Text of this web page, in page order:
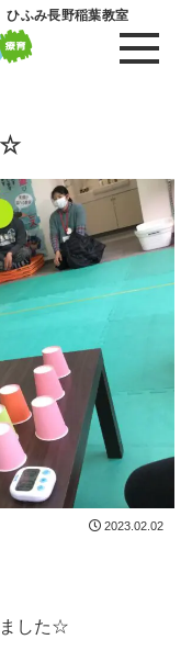
ふみ長野稲葉教室
☆
2023.02.02
ました☆